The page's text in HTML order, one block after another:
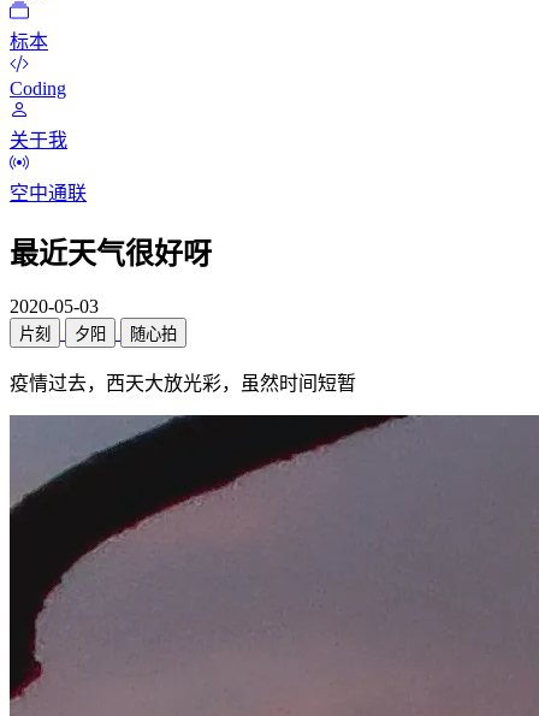
标本
Coding
关于我
空中通联
最近天气很好呀
2020-05-03
片刻 夕阳 随心拍
疫情过去，西天大放光彩，虽然时间短暂